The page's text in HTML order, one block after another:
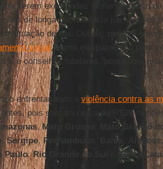
serem executadas neste momento
de longa permanência para idosos e
situação de rua. Outras, perdem o
social, como equipamentos para
e conselhos tutelares, bem como
o enfrentamento a violência contra as
pois somam cerca de R$39
,Mato Grosso Mato Grosso
,Sergipe,Pernambuco Bahia Alagoas
Paulo,Rio Grande do Sul Santa